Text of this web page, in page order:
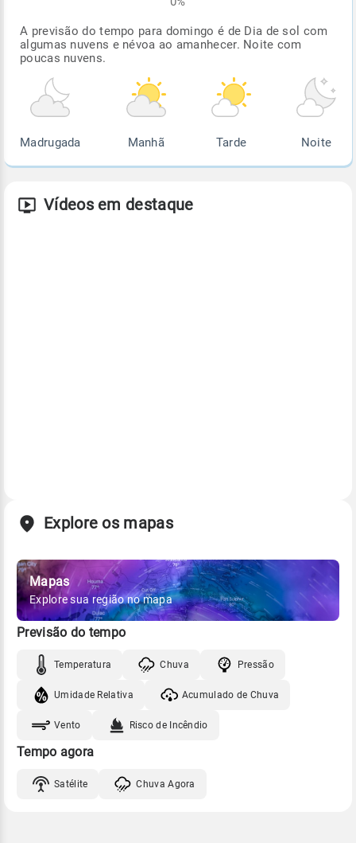
A previsão do tempo para domingo é de Dia de sol com
algumas nuvens e névoa ao amanhecer. Noite com
poucas nuvens.
Madrugada Manhã Tarde Noite
Vídeos em destaque
Explore os mapas
Mapas
Explore sua região no mapa
Previsão do tempo
Temperatura Chuva Pressão
Umidade Relativa Acumulado de Chuva
Vento Risco de Incêndio
Tempo agora
Satélite Chuva Agora